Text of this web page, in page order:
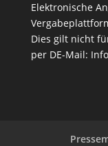
Elektronische
Dies gilt nicht
per DE-Mail: